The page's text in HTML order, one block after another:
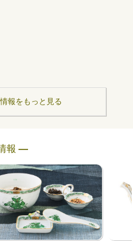
報をもっと見る
報 ―